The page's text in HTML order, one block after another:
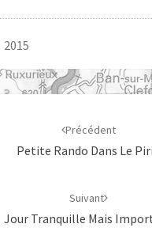
Précédent
Petite Rando Dans Le
Suivant
Jour Tranquille Mais